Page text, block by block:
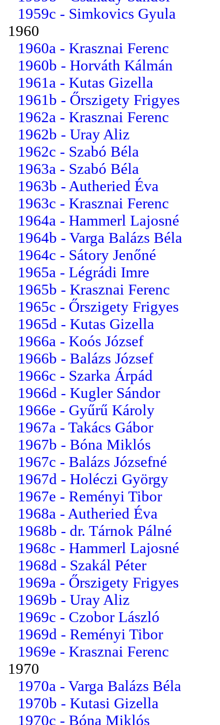
1959c - Simkovics Gyula
1960
1960a - Krasznai Ferenc
1960b - Horváth Kálmán
1961a - Kutas Gizella
1961b - Őrszigety Frigyes
1962a - Krasznai Ferenc
1962b - Uray Aliz
1962c - Szabó Béla
1963a - Szabó Béla
1963b - Autheried Éva
1963c - Krasznai Ferenc
1964a - Hammerl Lajosné
1964b - Varga Balázs Béla
1964c - Sátory Jenőné
1965a - Légrádi Imre
1965b - Krasznai Ferenc
1965c - Őrszigety Frigyes
1965d - Kutas Gizella
1966a - Koós József
1966b - Balázs József
1966c - Szarka Árpád
1966d - Kugler Sándor
1966e - Gyűrű Károly
1967a - Takács Gábor
1967b - Bóna Miklós
1967c - Balázs Józsefné
1967d - Holéczi György
1967e - Reményi Tibor
1968a - Autheried Éva
1968b - dr. Tárnok Pálné
1968c - Hammerl Lajosné
1968d - Szakál Péter
1969a - Őrszigety Frigyes
1969b - Uray Aliz
1969c - Czobor László
1969d - Reményi Tibor
1969e - Krasznai Ferenc
1970
1970a - Varga Balázs Béla
1970b - Kutasi Gizella
1970c - Bóna Miklós